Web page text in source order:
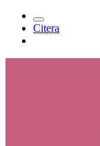
Citera